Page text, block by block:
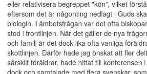
eller relativisera begreppet "kön", vilket
eftersom det är någonting nedlagt i Guds
biologin. I ämbetsfrågan var det ofta
stod i frontlinjen. När det gäller de nya
och familj är det dock lika ofta vanliga
skottlinjen. Därför hade jag önskat att fler
särskilt föräldrar, hade hittat till konferensen